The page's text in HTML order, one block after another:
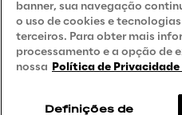
Contacts
banner, sua navegação
o uso de cookies e
terceiros. Para obter mais
processamento e a opção de
nossa Política de Privacidade
Definições de